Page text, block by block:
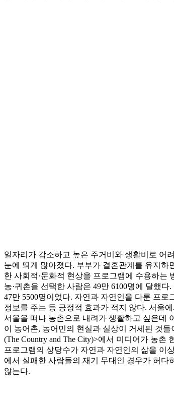
일자리가 감소하고 높은 주거비와 생활비로 어
눈에 띄게 많아졌다. 부부가 결혼관계를 유지
한 사회적·문화적 현상을 프로그램에 수용하는
농·귀촌을 선택한 사람은 49만 6100명에 달했
47만 5500명이었다. 자연과 자연인을 다룬 프
정보를 주는 등 긍정적 효과가 적지 않다. 서울
서울을 떠나 농촌으로 내려가 생활하고 싶은데
이 농어촌, 농어민의 현실과 실상이 거세된 것
(The Country and The City)>에서 미디어가 농
프로그램의 상당수가 자연과 자연인의 삶을 이
에서 실패한 사람들의 재기 무대인 경우가 허다
않는다.